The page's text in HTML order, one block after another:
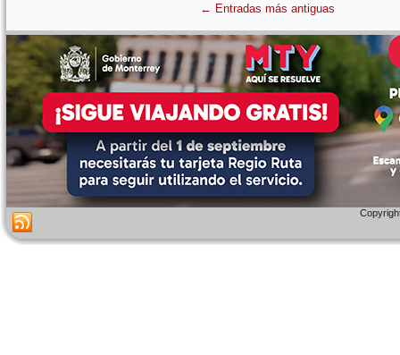
← Entradas más antiguas